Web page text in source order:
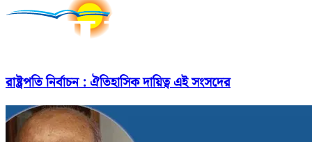
রাষ্ট্রপতি নির্বাচন : ঐতিহাসিক দায়িত্ব এই সংসদের